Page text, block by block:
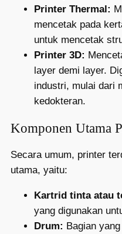
Printer Thermal:
mencetak pada
untuk mencetak
Printer 3D:
layer demi layer.
industri, mulai dari
kedokteran.
Komponen Utama
Secara umum, printer
utama, yaitu:
Kartrid tinta atau
yang digunakan
Drum: Bagian